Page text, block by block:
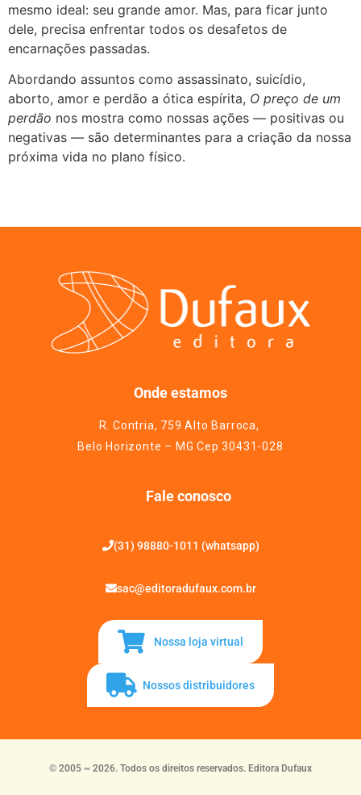
mesmo ideal: seu grande amor. Mas, para ficar junto
dele, precisa enfrentar todos os desafetos de
encarnações passadas.
Abordando assuntos como assassinato, suicídio,
aborto, amor e perdão a ótica espírita, O preço de um
perdão nos mostra como nossas ações — positivas ou
negativas — são determinantes para a criação da nossa
próxima vida no plano físico.
Onde estamos
R. Contria, 759 Alto Barroca,
Belo Horizonte – MG Cep 30431-028
Fale conosco
(31) 98880-1011 (whatsapp)
sac@editoradufaux.com.br
Nossa loja virtual
Nossos distribuidores
© 2005 ~ 2026. Todos os direitos reservados. Editora Dufaux